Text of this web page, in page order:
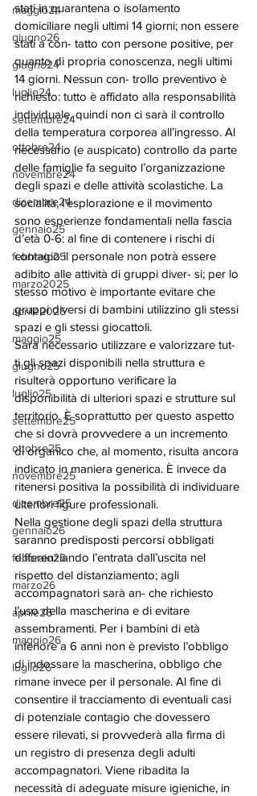
maggio24
giugno26
giugno24
luglio24
settembre24
ottobre24
novembre24
dicembre24
gennaio25
febbraio25
marzo2025
aprile2025
maggio25
giugno25
luglio25
settembre25
ottobre25
novembre25
dicembre25
gennaio26
febbraio26
marzo26
aprile26
maggio26
luglio26
stati in quarantena o isolamento
domiciliare negli ultimi 14 giorni; non essere
stati a con- tatto con persone positive, per
quanto di propria conoscenza, negli ultimi
14 giorni. Nessun con- trollo preventivo è
richiesto: tutto è affidato alla responsabilità
individuale, quindi non ci sarà il controllo
della temperatura corporea all’ingresso. Al
necessario (e auspicato) controllo da parte
delle famiglie fa seguito l’organizzazione
degli spazi e delle attività scolastiche. La
socialità, l’esplorazione e il movimento
sono esperienze fondamentali nella fascia
d’età 0-6: al fine di contenere i rischi di
contagio il personale non potrà essere
adibito alle attività di gruppi diver- si; per lo
stesso motivo è importante evitare che
gruppi diversi di bambini utilizzino gli stessi
spazi e gli stessi giocattoli.
Sarà necessario utilizzare e valorizzare tut-
ti gli spazi disponibili nella struttura e
risulterà opportuno verificare la
disponibilità di ulteriori spazi e strutture sul
territorio. È soprattutto per questo aspetto
che si dovrà provvedere a un incremento
di organico che, al momento, risulta ancora
indicato in maniera generica. È invece da
ritenersi positiva la possibilità di individuare
ulteriori figure professionali.
Nella gestione degli spazi della struttura
saranno predisposti percorsi obbligati
differenziando l’entrata dall’uscita nel
rispetto del distanziamento; agli
accompagnatori sarà an- che richiesto
l’uso della mascherina e di evitare
assembramenti. Per i bambini di età
inferiore a 6 anni non è previsto l’obbligo
di indossare la mascherina, obbligo che
rimane invece per il personale. Al fine di
consentire il tracciamento di eventuali casi
di potenziale contagio che dovessero
essere rilevati, si provvederà alla firma di
un registro di presenza degli adulti
accompagnatori. Viene ribadita la
necessità di adeguate misure igieniche, in